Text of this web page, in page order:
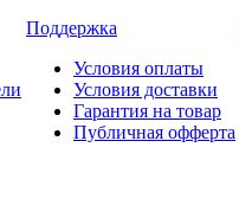
Поддержка
Условия оплаты
Условия доставки
Гарантия на товар
Публичная офферта